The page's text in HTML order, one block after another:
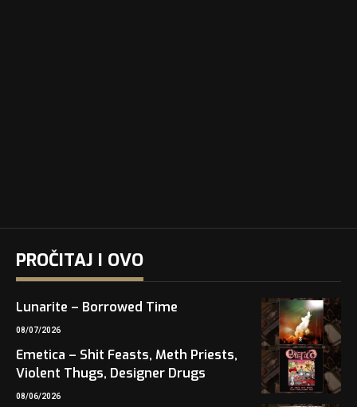
PROČITAJ I OVO
Lunarite – Borrowed Time
08/07/2026
Emetica – Shit Feasts, Meth Priests,
Violent Thugs, Designer Drugs
08/06/2026